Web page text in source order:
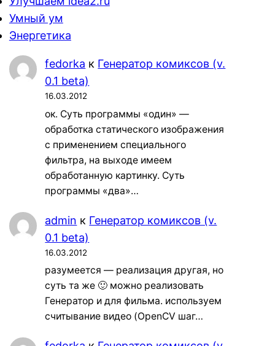
Умный ум
Энергетика
fedorka к Генератор комиксов (v.
0.1 beta)
16.03.2012
ок. Суть программы «один» —
обработка статического изображения
с применением специального
фильтра, на выходе имеем
обработанную картинку. Суть
программы «два»…
admin к Генератор комиксов (v.
0.1 beta)
16.03.2012
разумеется — реализация другая, но
суть та же 🙂 можно реализовать
Генератор и для фильма. используем
считывание видео (OpenCV шаг…